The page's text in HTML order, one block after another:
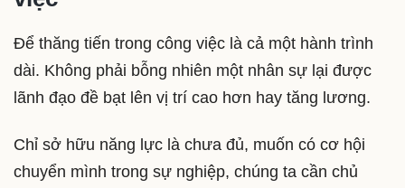
Để thăng tiến trong công việc là cả một hành trình
dài. Không phải bỗng nhiên một nhân sự lại được
lãnh đạo đề bạt lên vị trí cao hơn hay tăng lương.
Chỉ sở hữu năng lực là chưa đủ, muốn có cơ hội
chuyển mình trong sự nghiệp, chúng ta cần chủ